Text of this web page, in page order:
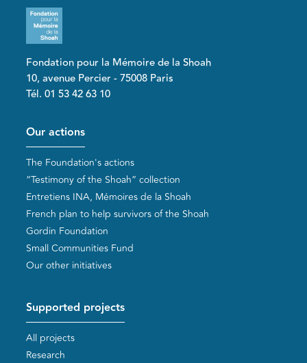
Fondation pour la Mémoire de la Shoah
10, avenue Percier - 75008 Paris
Tél. 01 53 42 63 10
Pied de page
Our actions
The Foundation's actions
“Testimony of the Shoah” collection
Entretiens INA, Mémoires de la Shoah
French plan to help survivors of the Shoah
Gordin Foundation
Small Communities Fund
Our other initiatives
Supported projects
All projects
Research